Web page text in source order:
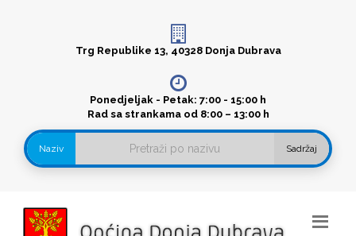
Trg Republike 13, 40328 Donja Dubrava
Ponedjeljak - Petak: 7:00 - 15:00 h
Rad sa strankama od 8:00 – 13:00 h
Naziv Sadržaj